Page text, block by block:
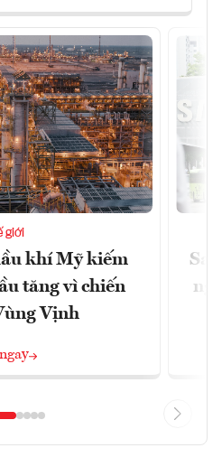
giới
khí Mỹ kiếm
tăng vì chiến
Vịnh